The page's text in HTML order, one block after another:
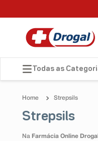
Strepsils
Strepsils
Na Farmácia Online Drogal